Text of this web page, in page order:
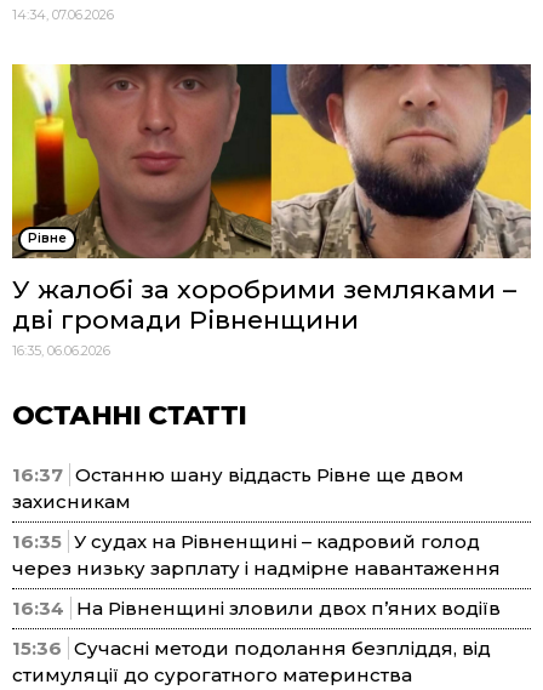
14:34, 07.06.2026
Рівне
У жалобі за хоробрими земляками –
дві громади Рівненщини
16:35, 06.06.2026
ОСТАННІ СТАТТІ
16:37 Останню шану віддасть Рівне ще двом
захисникам
16:35 У судах на Рівненщині – кадровий голод
через низьку зарплату і надмірне навантаження
16:34
На Рівненщині зловили двох п’яних водіїв
15:36 Сучасні методи подолання безпліддя, від
стимуляції до сурогатного материнства